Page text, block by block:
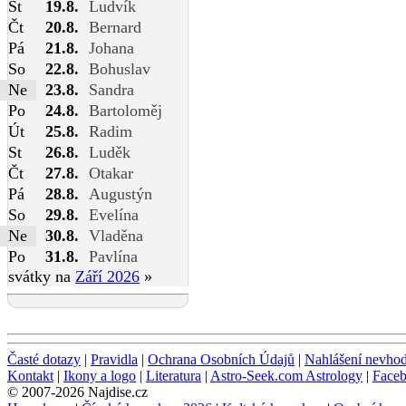
St
19.8. Ludvík
Čt
20.8. Bernard
Pá
21.8. Johana
So
22.8. Bohuslav
Ne
23.8.
Sandra
Po
24.8. Bartoloměj
Út
25.8. Radim
St
26.8. Luděk
Čt
27.8. Otakar
Pá
28.8.
Augustýn
So
29.8. Evelína
Ne
30.8. Vladěna
Po
31.8. Pavlína
svátky na Září 2026 »
Časté dotazy | Pravidla | Ochrana Osobních Údajů | Nahlášení
Kontakt | Ikony a logo | Literatura | Astro-Seek.com Astrology |
© 2007-2026 Najdise.cz